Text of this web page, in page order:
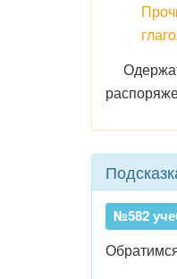
№582